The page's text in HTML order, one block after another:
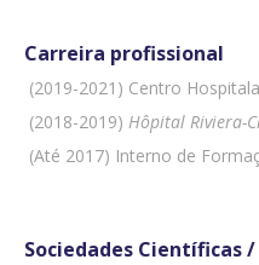
Carreira profissional
 (2019-2021) Centro
 (2018-2019) Hôpital Riviera-
 (Até 2017) Interno de
Sociedades Científicas